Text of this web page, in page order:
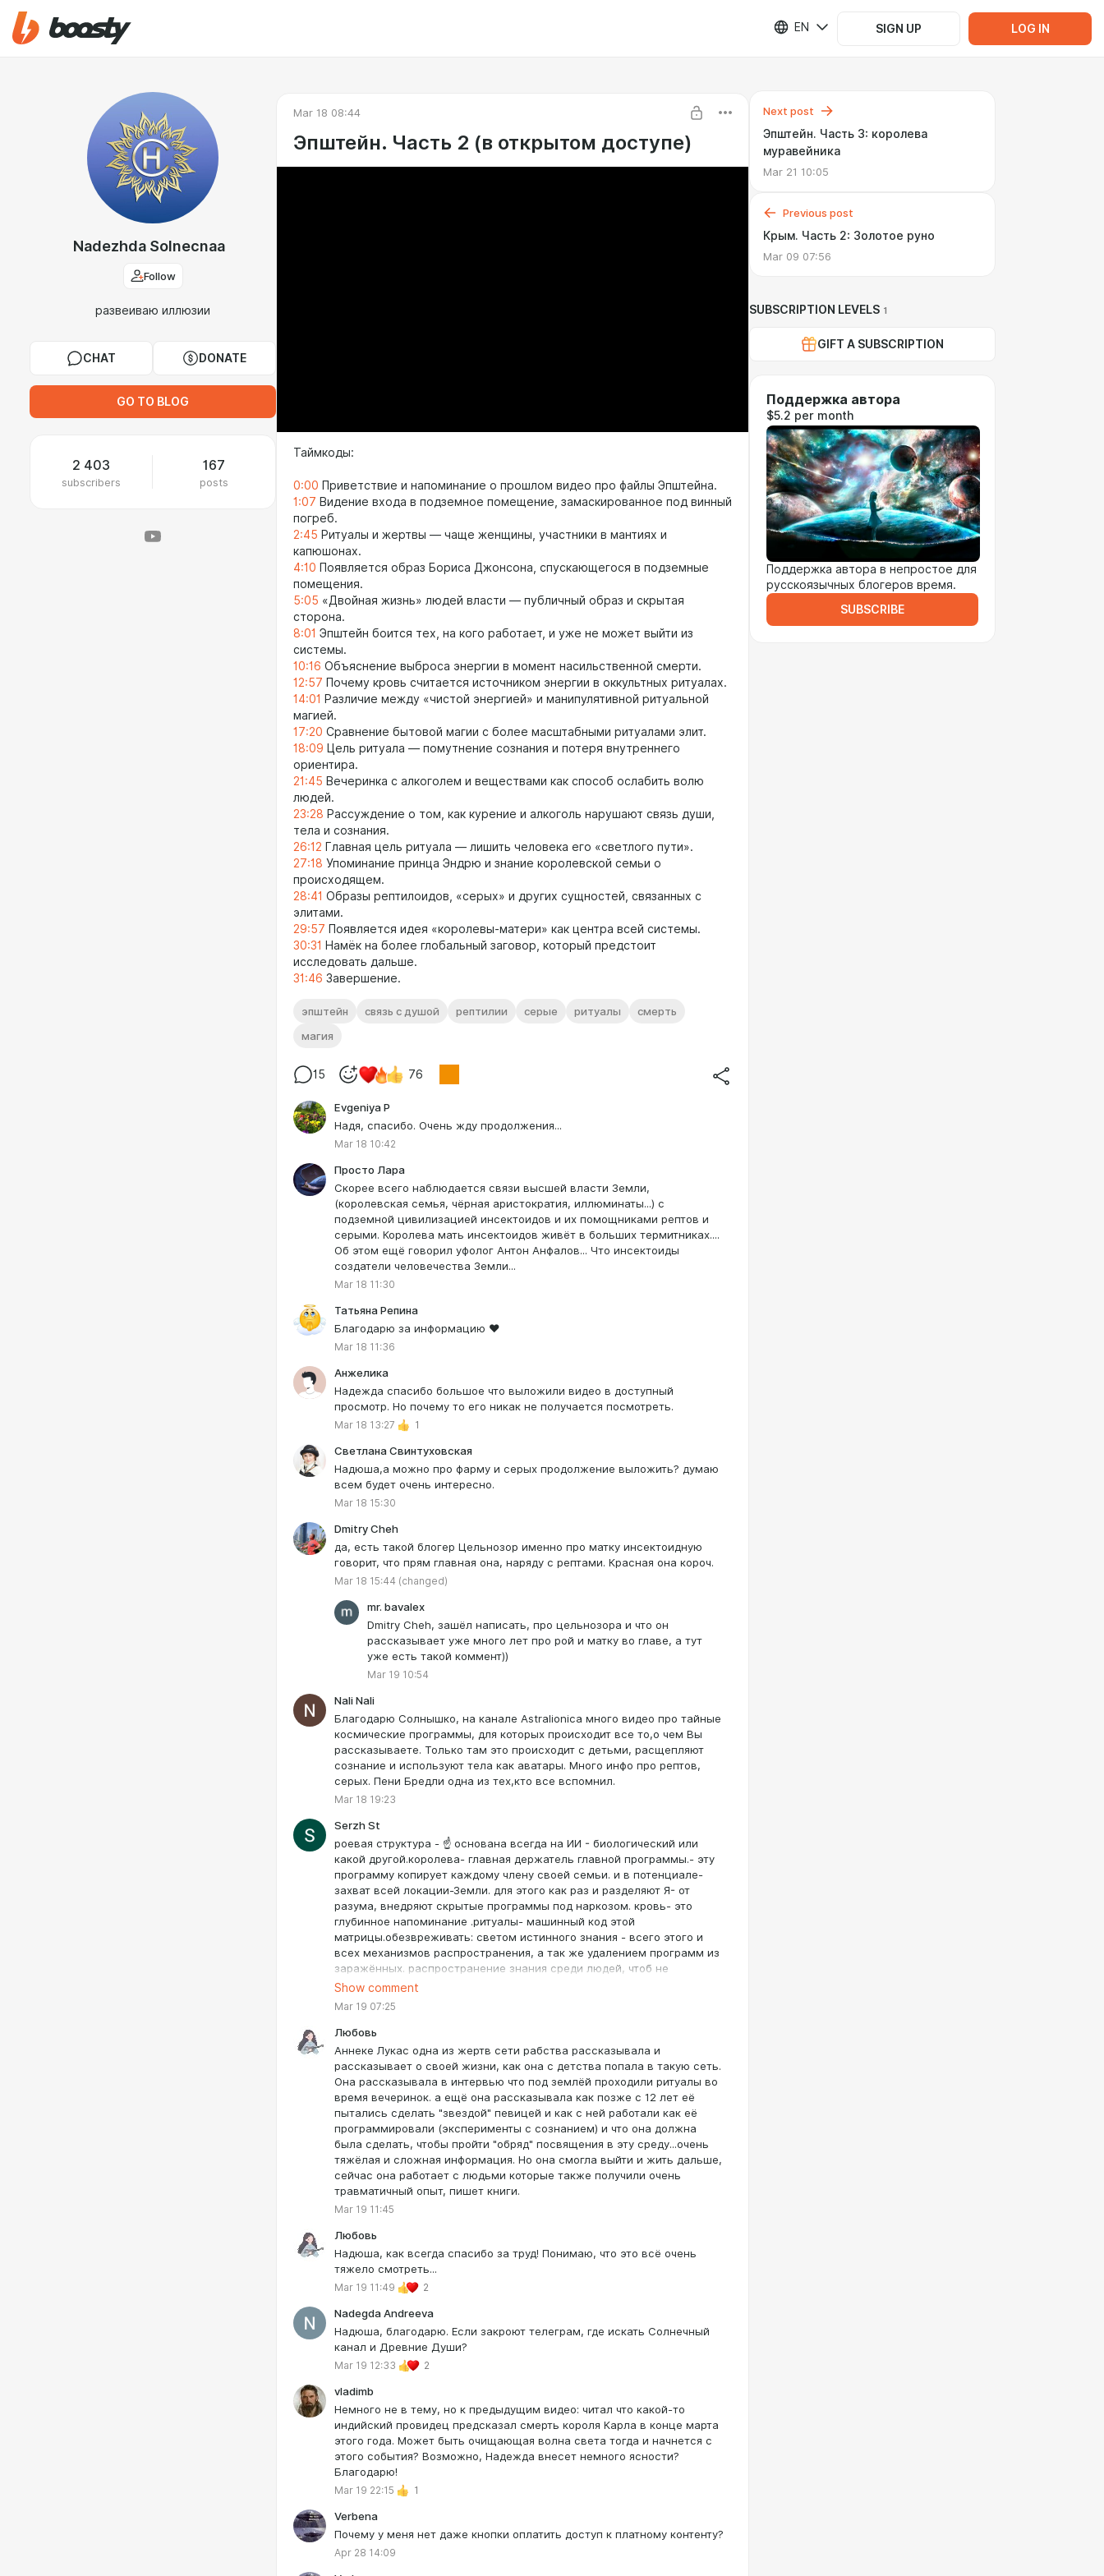
EN SIGN UP LOG IN
Nadezhda Solnecnaa
Follow
развеиваю иллюзии
CHAT DONATE
GO TO BLOG
2 403
subscribers
167
posts
Mar 18 08:44
Эпштейн. Часть 2 (в открытом доступе)
Таймкоды:
0:00 Приветствие и напоминание о прошлом видео про файлы Эпштейна.
1:07 Видение входа в подземное помещение, замаскированное под винный
погреб.
2:45 Ритуалы и жертвы — чаще женщины, участники в мантиях и
капюшонах.
4:10 Появляется образ Бориса Джонсона, спускающегося в подземные
помещения.
5:05 «Двойная жизнь» людей власти — публичный образ и скрытая
сторона.
8:01 Эпштейн боится тех, на кого работает, и уже не может выйти из
системы.
10:16 Объяснение выброса энергии в момент насильственной смерти.
12:57 Почему кровь считается источником энергии в оккультных ритуалах.
14:01 Различие между «чистой энергией» и манипулятивной ритуальной
магией.
17:20 Сравнение бытовой магии с более масштабными ритуалами элит.
18:09 Цель ритуала — помутнение сознания и потеря внутреннего
ориентира.
21:45 Вечеринка с алкоголем и веществами как способ ослабить волю
людей.
23:28 Рассуждение о том, как курение и алкоголь нарушают связь души,
тела и сознания.
26:12 Главная цель ритуала — лишить человека его «светлого пути».
27:18 Упоминание принца Эндрю и знание королевской семьи о
происходящем.
28:41 Образы рептилоидов, «серых» и других сущностей, связанных с
элитами.
29:57 Появляется идея «королевы-матери» как центра всей системы.
30:31 Намёк на более глобальный заговор, который предстоит
исследовать дальше.
31:46 Завершение.
эпштейн связь с душой рептилии серые ритуалы
смерть
магия
15 76
Evgeniya P
Надя, спасибо. Очень жду продолжения...
Mar 18 10:42
Просто Лара
Скорее всего наблюдается связи высшей власти Земли,
(королевская семья, чёрная аристократия, иллюминаты...) с
подземной цивилизацией инсектоидов и их помощниками рептов и
серыми. Королева мать инсектоидов живёт в больших термитниках....
Об этом ещё говорил уфолог Антон Анфалов... Что инсектоиды
создатели человечества Земли...
Mar 18 11:30
Татьяна Репина
Благодарю за информацию ❤️
Mar 18 11:36
Анжелика
Надежда спасибо большое что выложили видео в доступный
просмотр. Но почему то его никак не получается посмотреть.
Mar 18 13:27 1
Светлана Свинтуховская
Надюша,а можно про фарму и серых продолжение выложить? думаю
всем будет очень интересно.
Mar 18 15:30
Dmitry Cheh
да, есть такой блогер Цельнозор именно про матку инсектоидную
говорит, что прям главная она, наряду с рептами. Красная она короч.
Mar 18 15:44 (changed)
mr. bavalex
Dmitry Cheh, зашёл написать, про цельнозора и что он
рассказывает уже много лет про рой и матку во главе, а тут
уже есть такой коммент))
Mar 19 10:54
Nali Nali
Благодарю Солнышко, на канале Astralionica много видео про тайные
космические программы, для которых происходит все то,о чем Вы
рассказываете. Только там это происходит с детьми, расщепляют
сознание и используют тела как аватары. Много инфо про рептов,
серых. Пени Бредли одна из тех,кто все вспомнил.
Mar 18 19:23
Serzh St
роевая структура - ☝️ основана всегда на ИИ - биологический или
какой другой.королева- главная держатель главной программы.- эту
программу копирует каждому члену своей семьи. и в потенциале-
захват всей локации-Земли. для этого как раз и разделяют Я- от
разума, внедряют скрытые программы под наркозом. кровь- это
глубинное напоминание .ритуалы- машинный код этой
матрицы.обезвреживать: светом истинного знания - всего этого и
всех механизмов распространения, а так же удалением программ из
заражённых. распространение знания среди людей, чтоб не
попадали в ловчие сети. па самую основную прошивку, программу в
назад
Show comment
Mar 19 07:25
Любовь
Аннеке Лукас одна из жертв сети рабства рассказывала и
рассказывает о своей жизни, как она с детства попала в такую сеть.
Она рассказывала в интервью что под землёй проходили ритуалы во
время вечеринок. а ещё она рассказывала как позже с 12 лет её
пытались сделать "звездой" певицей и как с ней работали как её
программировали (эксперименты с сознанием) и что она должна
была сделать, чтобы пройти "обряд" посвящения в эту среду...очень
тяжёлая и сложная информация. Но она смогла выйти и жить дальше,
сейчас она работает с людьми которые также получили очень
травматичный опыт, пишет книги.
Mar 19 11:45
Любовь
Надюша, как всегда спасибо за труд! Понимаю, что это всё очень
тяжело смотреть...
Mar 19 11:49 2
Nadegda Andreeva
Надюша, благодарю. Если закроют телеграм, где искать Солнечный
канал и Древние Души?
Mar 19 12:33 2
vladimb
Немного не в тему, но к предыдущим видео: читал что какой-то
индийский провидец предсказал смерть короля Карла в конце марта
этого года. Может быть очищающая волна света тогда и начнется с
этого события? Возможно, Надежда внесет немного ясности?
Благодарю!
Mar 19 22:15 1
Verbena
Почему у меня нет даже кнопки оплатить доступ к платному контенту?
Apr 28 14:09
Next post
Эпштейн. Часть 3: королева
муравейника
Mar 21 10:05
Previous post
Крым. Часть 2: Золотое руно
Mar 09 07:56
SUBSCRIPTION LEVELS 1
GIFT A SUBSCRIPTION
Поддержка автора
$5.2 per month
Поддержка автора в непростое для
русскоязычных блогеров время.
SUBSCRIBE